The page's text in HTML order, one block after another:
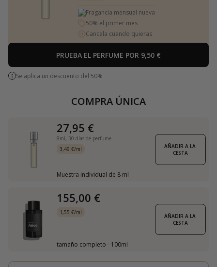
Fragancia mensual nueva
50% el primer mes
Cancela cuando quieras
PRUEBA EL PERFUME POR 9,50 €
Se aplica un descuento del 50%
COMPRA ÚNICA
27,95 €
8ml, 30 días de perfume
3,49 €/ml
Muestra individual de 8 ml
AÑADIR A LA
CESTA
155,00 €
1,55 €/ml
tamaño completo - 100ml
AÑADIR A LA
CESTA